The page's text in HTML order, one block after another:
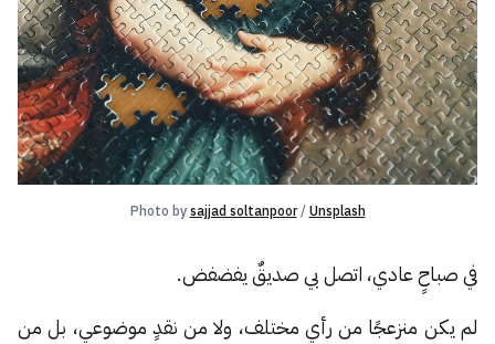
Photo by sajjad soltanpoor / Unsplash
في صباحٍ عادي، اتصل بي صديقٌ يفضفض.
لم يكن منزعجًا من رأي مختلف، ولا من نقدٍ موضوعي، بل من